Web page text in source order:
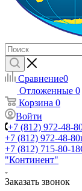
Сравнение0
Отложенные 0
Корзина 0
Войти
+7 (812) 972-48-
+7 (812) 972-48-80
+7 (812) 715-80-18
"Континент"
Заказать звонок